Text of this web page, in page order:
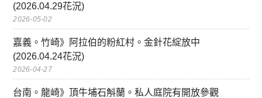
(2026.04.29花況)
2026-05-02
嘉義。竹崎》阿拉伯的粉紅村。金針花綻放中
(2026.04.24花況)
2026-04-27
台南。龍崎》頂牛埔石斛蘭。私人庭院有開放參觀